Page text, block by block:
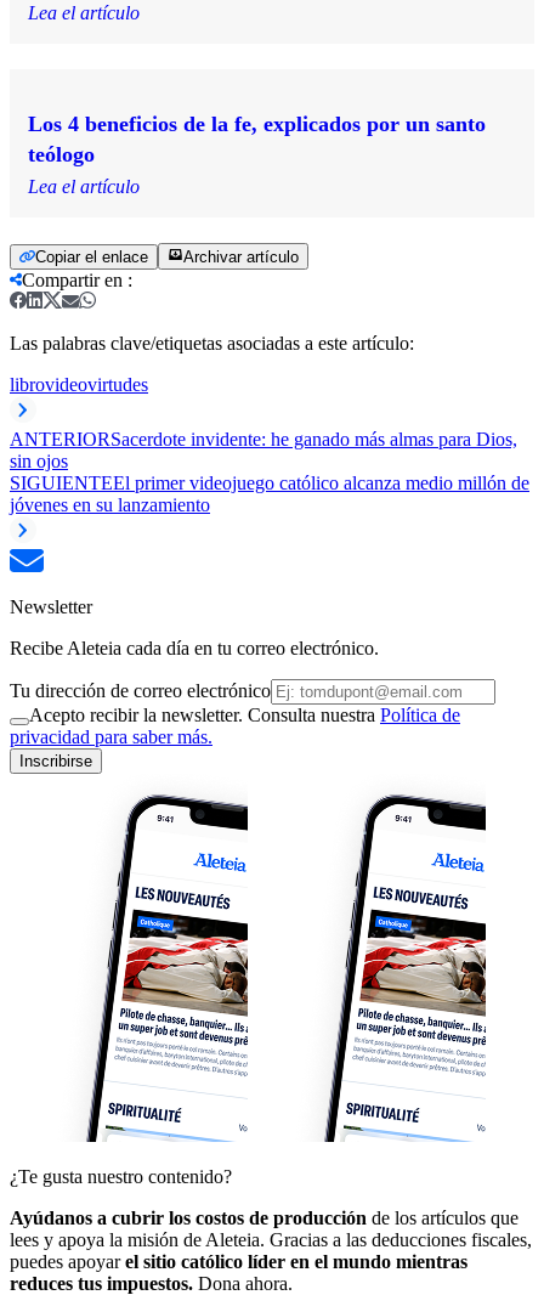
Lea el artículo
Los 4 beneficios de la fe, explicados por un santo
teólogo
Lea el artículo
Copiar el enlace Archivar artículo
Compartir en :
Las palabras clave/etiquetas asociadas a este artículo:
librovideovirtudes
ANTERIORSacerdote invidente: he ganado más almas para Dios,
sin ojos
SIGUIENTEEl primer videojuego católico alcanza medio millón de
jóvenes en su lanzamiento
Newsletter
Recibe Aleteia cada día en tu correo electrónico.
Tu dirección de correo electrónico
Acepto recibir la newsletter. Consulta nuestra Política de
privacidad para saber más.
Inscribirse
¿Te gusta nuestro contenido?
Ayúdanos a cubrir los costos de producción de los artículos que
lees y apoya la misión de Aleteia. Gracias a las deducciones fiscales,
puedes apoyarel sitio católico líder en el mundo mientras
reduces tus impuestos. Dona ahora.